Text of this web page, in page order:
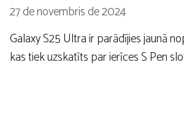
27 de novembris de 2024
Galaxy S25 Ultra ir parādījies jaunā
kas tiek uzskatīts par ierīces S Pen